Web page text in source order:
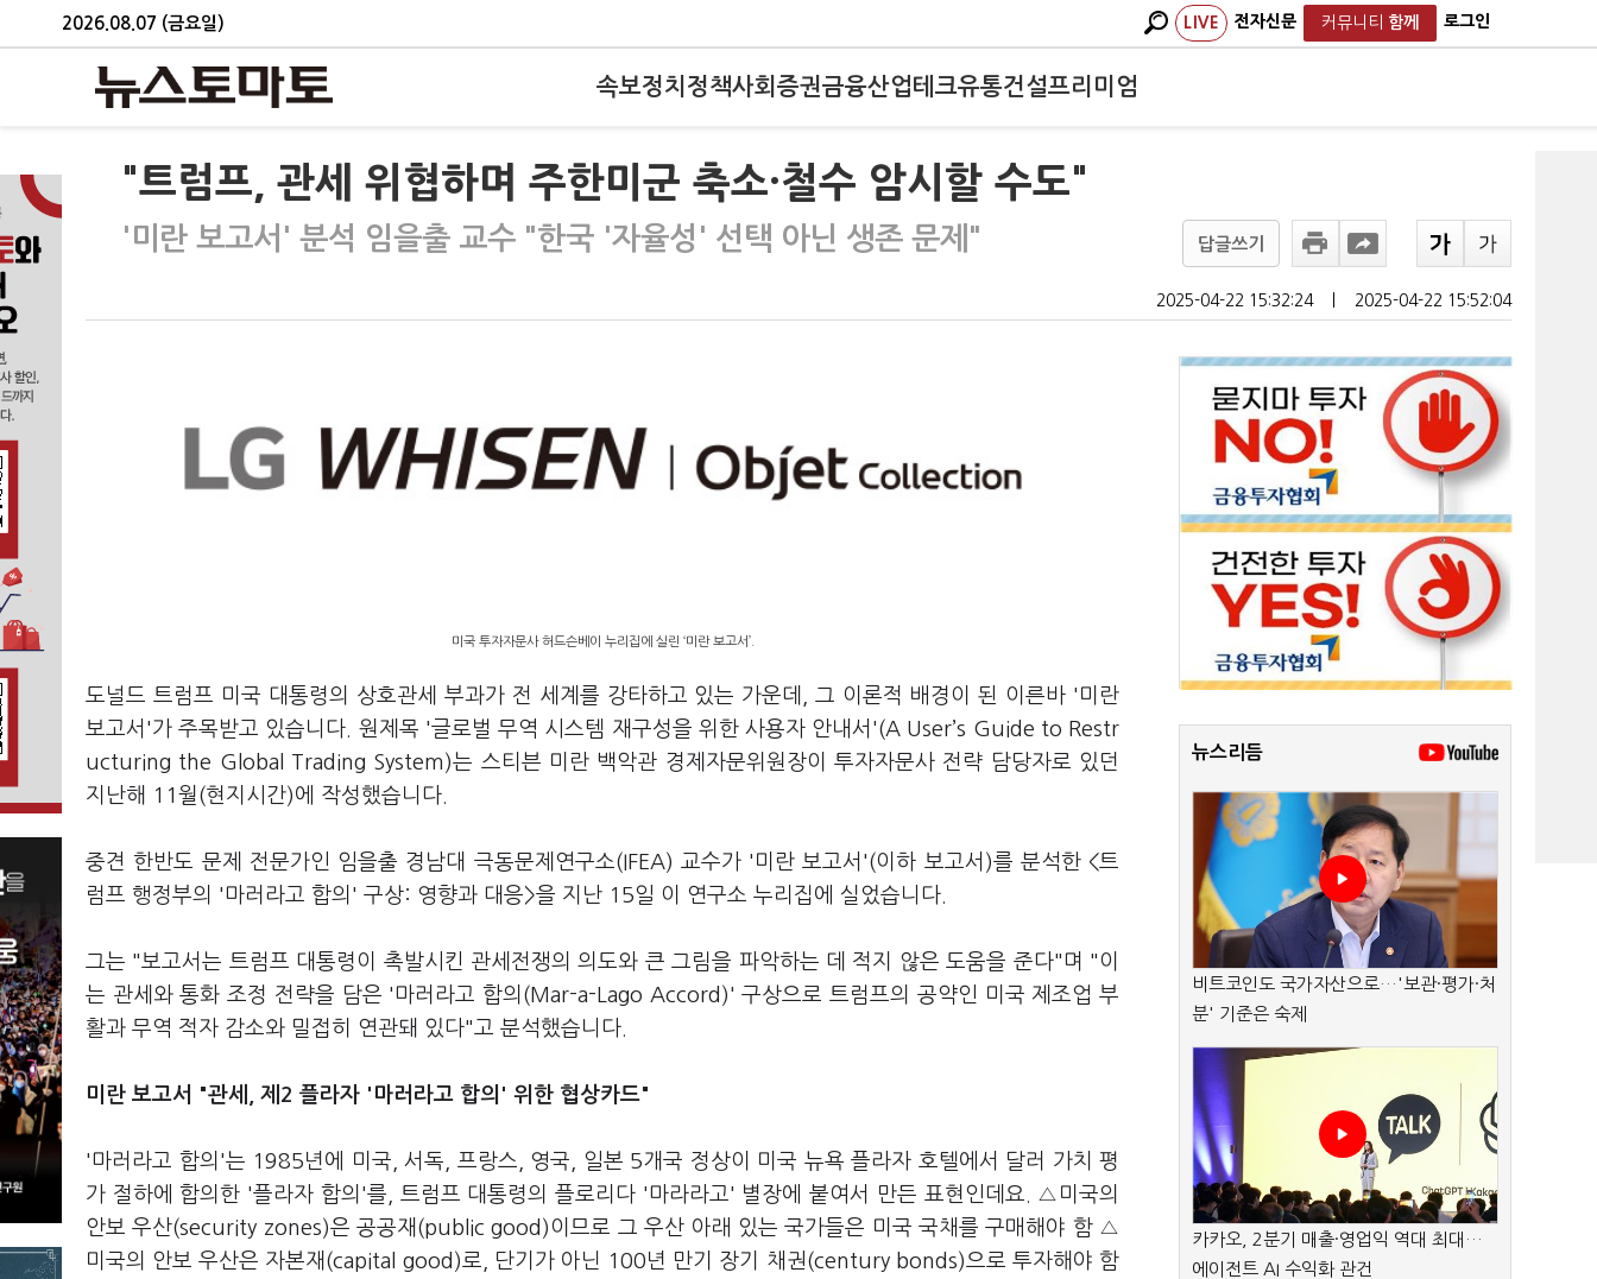
2026.08.07 (금요일) LIVE 전자신문 커뮤니티 함께 로그인
속보정치 정책사회 증권금융산업테크유통건설프리미엄
"트럼프, 관세 위협하며 주한미군 축소·철수 암시할 수도"
'미란 보고서' 분석 임을출 교수 "한국 '자율성' 선택 아닌 생존 문제" 답글쓰기
2025-04-22 15:32:24 2025-04-22 15:52:04
미국 투자자문사 허드슨베이 누리집에 실린 ‘미란 보고서’.
도널드 트럼프 미국 대통령의 상호관세 부과가 전 세계를 강타하고 있는 가운데, 그 이론적 배경이 된 이른바 '미란
보고서'가 주목받고 있습니다. 원제목 '글로벌 무역 시스템 재구성을 위한 사용자 안내서'(A User’s Guide to Restr
ucturing the Global Trading System)는 스티븐 미란 백악관 경제자문위원장이 투자자문사 전략 담당자로 있던
지난해 11월(현지시간)에 작성했습니다.
중견 한반도 문제 전문가인 임을출 경남대 극동문제연구소(IFEA) 교수가 '미란 보고서'(이하 보고서)를 분석한 <트
럼프 행정부의 '마러라고 합의' 구상: 영향과 대응>을 지난 15일 이 연구소 누리집에 실었습니다.
그는 "보고서는 트럼프 대통령이 촉발시킨 관세전쟁의 의도와 큰 그림을 파악하는 데 적지 않은 도움을 준다"며 "이
는 관세와 통화 조정 전략을 담은 '마러라고 합의(Mar-a-Lago Accord)' 구상으로 트럼프의 공약인 미국 제조업 부
활과 무역 적자 감소와 밀접히 연관돼 있다"고 분석했습니다.
미란 보고서 "관세, 제2 플라자 '마러라고 합의' 위한 협상카드"
'마러라고 합의'는 1985년에 미국, 서독, 프랑스, 영국, 일본 5개국 정상이 미국 뉴욕 플라자 호텔에서 달러 가치 평
가 절하에 합의한 '플라자 합의'를, 트럼프 대통령의 플로리다 '마라라고' 별장에 붙여서 만든 표현인데요. △미국의
안보 우산(security zones)은 공공재(public good)이므로 그 우산 아래 있는 국가들은 미국 국채를 구매해야 함 △
미국의 안보 우산은 자본재(capital good)로, 단기가 아닌 100년 만기 장기 채권(century bonds)으로 투자해야 함
뉴스리듬
비트코인도 국가자산으로…'보관·평가·처
분' 기준은 숙제
카카오, 2분기 매출·영업익 역대 최대…
에이전트 AI 수익화 관건